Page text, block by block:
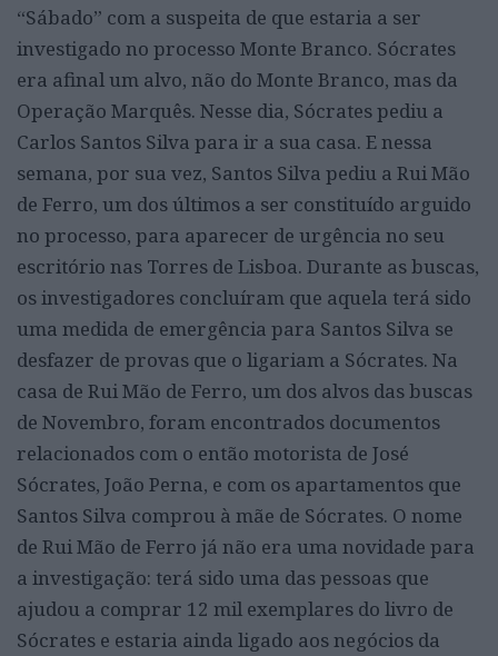
“Sábado” com a suspeita de que estaria a ser
investigado no processo Monte Branco. Sócrates
era afinal um alvo, não do Monte Branco, mas da
Operação Marquês. Nesse dia, Sócrates pediu a
Carlos Santos Silva para ir a sua casa. E nessa
semana, por sua vez, Santos Silva pediu a Rui Mão
de Ferro, um dos últimos a ser constituído arguido
no processo, para aparecer de urgência no seu
escritório nas Torres de Lisboa. Durante as buscas,
os investigadores concluíram que aquela terá sido
uma medida de emergência para Santos Silva se
desfazer de provas que o ligariam a Sócrates. Na
casa de Rui Mão de Ferro, um dos alvos das buscas
de Novembro, foram encontrados documentos
relacionados com o então motorista de José
Sócrates, João Perna, e com os apartamentos que
Santos Silva comprou à mãe de Sócrates. O nome
de Rui Mão de Ferro já não era uma novidade para
a investigação: terá sido uma das pessoas que
ajudou a comprar 12 mil exemplares do livro de
Sócrates e estaria ainda ligado aos negócios da